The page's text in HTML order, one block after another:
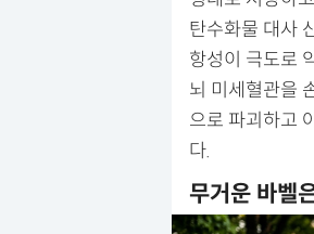
탄수화물 대사
항성이 극도로
뇌 미세혈관을
으로 파괴하고
다.
무거운 바벨